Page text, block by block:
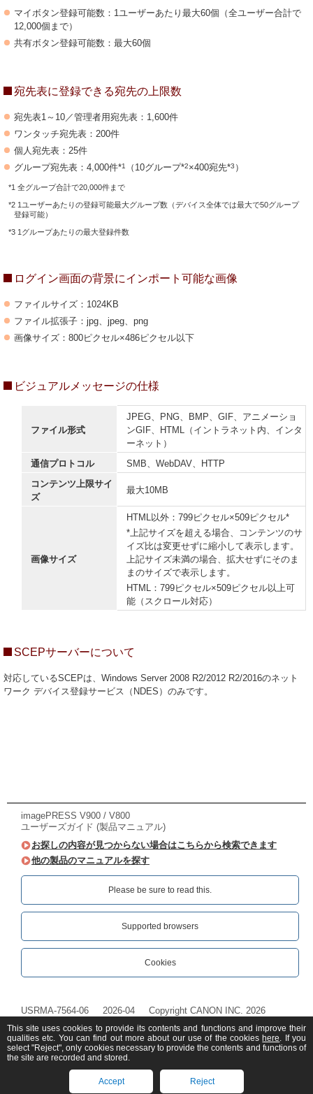
マイボタン登録可能数：1ユーザーあたり最大60個（全ユーザー合計で
12,000個まで）
共有ボタン登録可能数：最大60個
宛先表に登録できる宛先の上限数
宛先表1～10／管理者用宛先表：1,600件
ワンタッチ宛先表：200件
個人宛先表：25件
グループ宛先表：4,000件*1 （10グループ*2×400宛先*3 ）
*1 全グループ合計で20,000件まで
*2 1ユーザーあたりの登録可能最大グループ数（デバイス全体では最大で50グループ
登録可能）
*3 1グループあたりの最大登録件数
ログイン画面の背景にインポート可能な画像
ファイルサイズ：1024KB
ファイル拡張子：jpg、jpeg、png
画像サイズ：800ピクセル×486ピクセル以下
ビジュアルメッセージの仕様
ファイル形式
JPEG、PNG、BMP、GIF、アニメーショ
ンGIF、HTML（イントラネット内、インタ
ーネット）
通信プロトコル
SMB、WebDAV、HTTP
コンテンツ上限サイ
ズ
最大10MB
画像サイズ
HTML以外：799ピクセル×509ピクセル*
*上記サイズを超える場合、コンテンツのサ
イズ比は変更せずに縮小して表示します。
上記サイズ未満の場合、拡大せずにそのま
まのサイズで表示します。
HTML：799ピクセル×509ピクセル以上可
能（スクロール対応）
SCEPサーバーについて
対応しているSCEPは、Windows Server 2008 R2/2012 R2/2016のネット
ワーク デバイス登録サービス（NDES）のみです。
imagePRESS V900 / V800
ユーザーズガイド (製品マニュアル)
お探しの内容が見つからない場合はこちらから検索できます
他の製品のマニュアルを探す
Please be sure to read this.‎
Supported browsers
Cookies
USRMA-7564-06 2026-04 Copyright CANON INC. 2026
This site uses cookies to provide its contents and functions and improve their
qualities etc. You can find out more about our use of the cookies here. If you
select "Reject", only cookies necessary to provide the contents and functions of
the site are recorded and stored.
Accept Reject